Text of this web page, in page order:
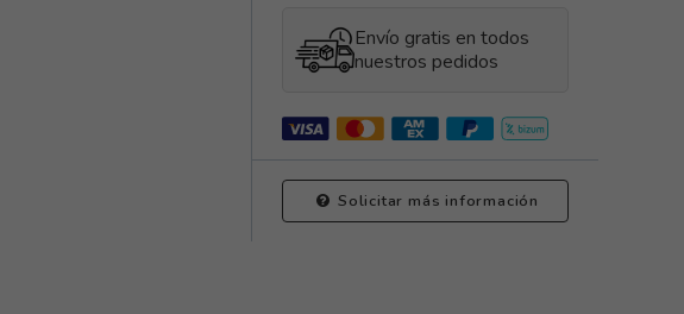
Envío gratis en todos
nuestros pedidos
Solicitar más información